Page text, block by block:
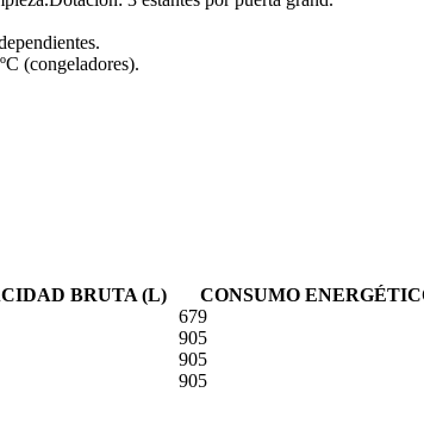
(congeladores).
BRUTA (L) CONSUMO
679
905
905
905